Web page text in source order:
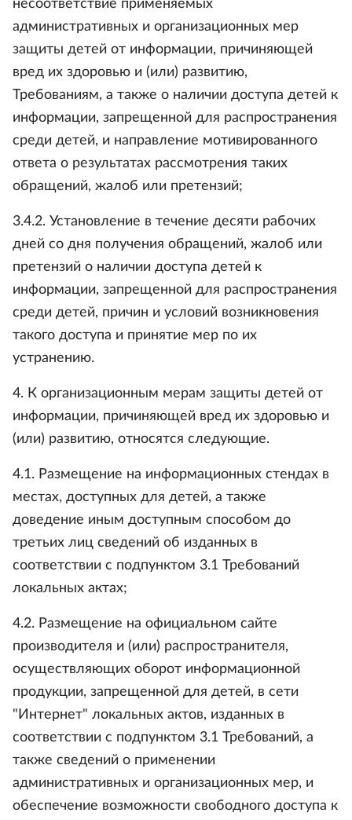
несоответствие применяемых
административных и организационных мер
защиты детей от информации, причиняющей
вред их здоровью и (или) развитию,
Требованиям, а также о наличии доступа детей к
информации, запрещенной для распространения
среди детей, и направление мотивированного
ответа о результатах рассмотрения таких
обращений, жалоб или претензий;
3.4.2. Установление в течение десяти рабочих
дней со дня получения обращений, жалоб или
претензий о наличии доступа детей к
информации, запрещенной для распространения
среди детей, причин и условий возникновения
такого доступа и принятие мер по их
устранению.
4. К организационным мерам защиты детей от
информации, причиняющей вред их здоровью и
(или) развитию, относятся следующие.
4.1. Размещение на информационных стендах в
местах, доступных для детей, а также
доведение иным доступным способом до
третьих лиц сведений об изданных в
соответствии с подпунктом 3.1 Требований
локальных актах;
4.2. Размещение на официальном сайте
производителя и (или) распространителя,
осуществляющих оборот информационной
продукции, запрещенной для детей, в сети
"Интернет" локальных актов, изданных в
соответствии с подпунктом 3.1 Требований, а
также сведений о применении
административных и организационных мер, и
обеспечение возможности свободного доступа к